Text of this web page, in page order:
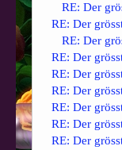
RE: Der
RE: Der
RE: Der
RE: Der
RE: Der
RE: Der
RE: Der
RE: Der
RE: Der